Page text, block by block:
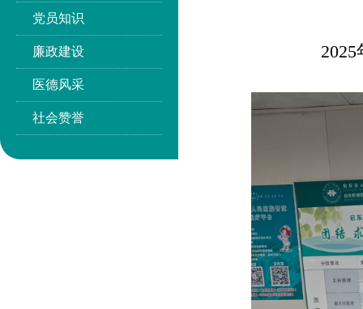
党员知识
廉政建设
医德风采
社会赞誉